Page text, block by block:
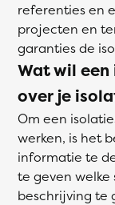
referenties en
projecten en
garanties de
Wat wil
over je
Om een
werken, is het
informatie te
te geven
beschrijving te